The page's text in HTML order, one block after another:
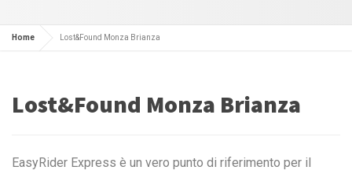
Home Lost&Found Monza Brianza
Lost&Found Monza Brianza
EasyRider Express è un vero punto di riferimento per il